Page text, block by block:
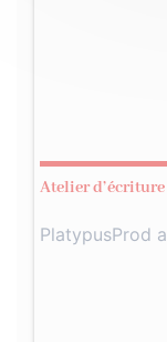
Atelier d’écriture
PlatypusProd